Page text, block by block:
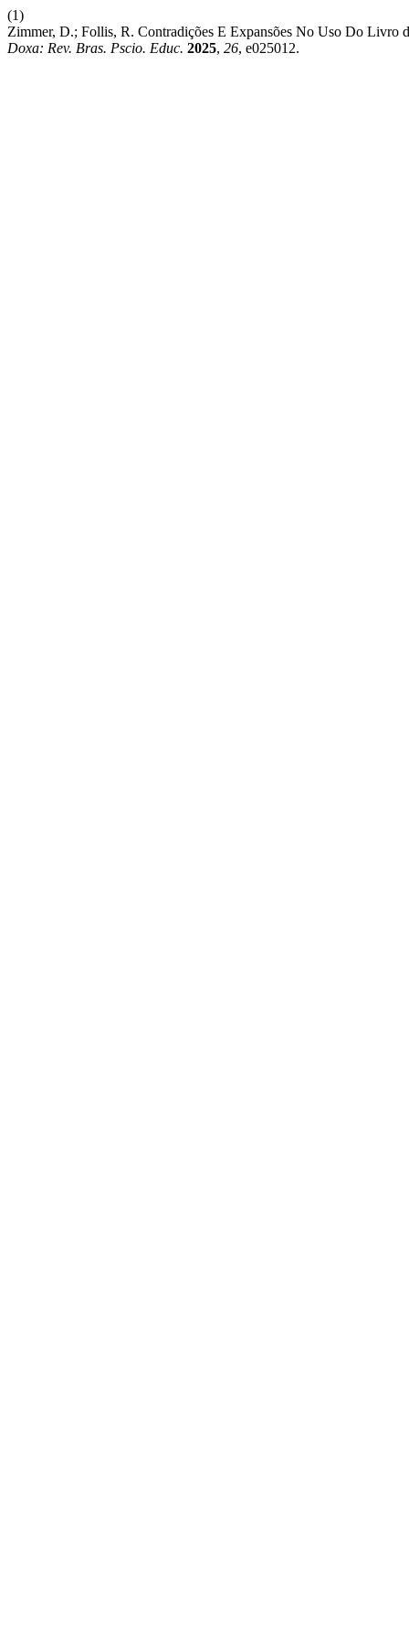
(1)
Zimmer, D.; Follis, R. Contradições E Expansões No Uso Do Livro
Doxa: Rev. Bras. Pscio. Educ. 2025, 26, e025012.